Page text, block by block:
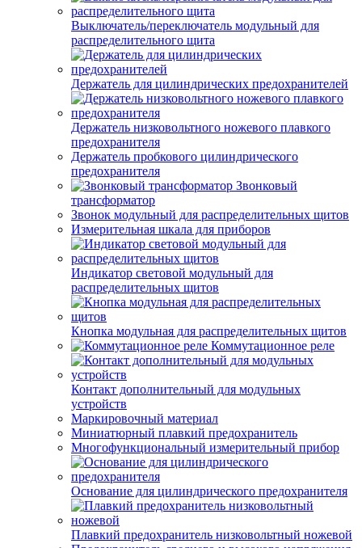
Выключатель/переключатель модульный для
распределительного щита
Держатель для цилиндрических предохранителей
Держатель низковольтного ножевого плавкого
предохранителя
Держатель пробкового цилиндрического
предохранителя
Звонковый
трансформатор
Звонок модульный для распределительных щитов
Измерительная шкала для приборов
Индикатор световой модульный для
распределительных щитов
Кнопка модульная для распределительных щитов
Коммутационное реле
Контакт дополнительный для модульных
устройств
Маркировочный материал
Миниатюрный плавкий предохранитель
Многофункциональный измерительный прибор
Основание для цилиндрического предохранителя
Плавкий предохранитель низковольтный ножевой